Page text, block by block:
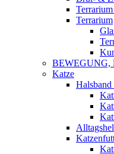
Terrarium
BEWEGUNG,
Katze